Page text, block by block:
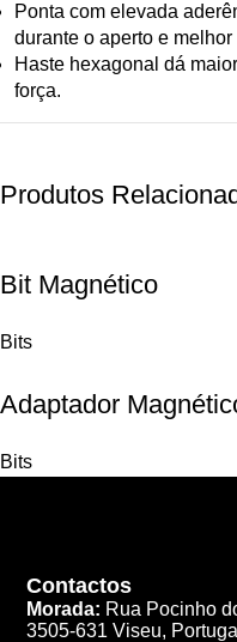
Ponta com elevada
durante o aperto e
Haste hexagonal dá
força.
Produtos
Bit Magnético
Bits
Adaptador
Bits
Contactos
Morada: Rua Pocinho
3505-631 Viseu, Portugal